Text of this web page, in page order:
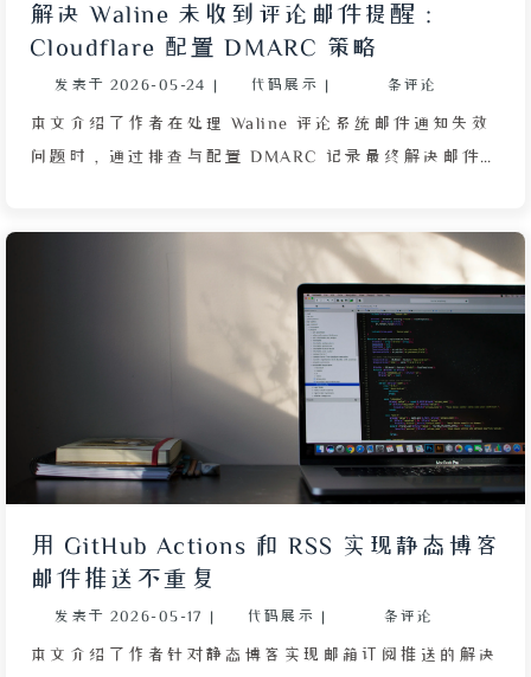
解决 Waline 未收到评论邮件提醒：
Cloudflare 配置 DMARC 策略
发表于 2026-05-24 | 代码展示 | 条评论
本文介绍了作者在处理 Waline 评论系统邮件通知失效
问题时，通过排查与配置 DMARC 记录最终解决邮件被
限，但清理收件箱后问题依旧。随后查阅 Resend 后台
建议，注意到“未配置 DMARC 策略”是导致邮件被主
流服务商拒收的关键原因。通过咨询 DeepSeek 了解
到，DMARC 是 1 种用于邮件验证的 TXT 记录子域
名，相当于发件方向邮箱服务商提供的官方授权说明，
自 2024 年起各大邮件服务商已大幅收紧收信规则。作
者在 Cloudflare 上为域名添加了 1 条名为 _dmarc 的
TXT 记录，并填写了包含 v=DMARC1; p=none; 等参
告。文章还提醒 DNS 记录修改后需要等待传播生效，
且 Resend 会自动重试失败的邮件发送，无需过度焦
虑。最终通过此配置解决了邮件提醒问题。
用 GitHub Actions 和 RSS 实现静态博客
邮件推送不重复
发表于 2026-05-17 | 代码展示 | 条评论
本文介绍了作者针对静态博客实现邮箱订阅推送的解决